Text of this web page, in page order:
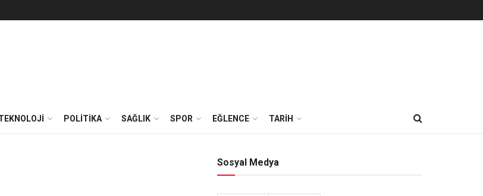
POLİTİKA SAĞLIK SPOR EĞLENCE TARİH
Sosyal Medya